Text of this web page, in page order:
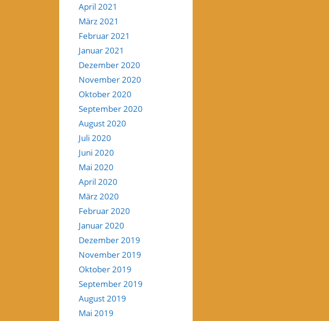
April 2021
März 2021
Februar 2021
Januar 2021
Dezember 2020
November 2020
Oktober 2020
September 2020
August 2020
Juli 2020
Juni 2020
Mai 2020
April 2020
März 2020
Februar 2020
Januar 2020
Dezember 2019
November 2019
Oktober 2019
September 2019
August 2019
Mai 2019